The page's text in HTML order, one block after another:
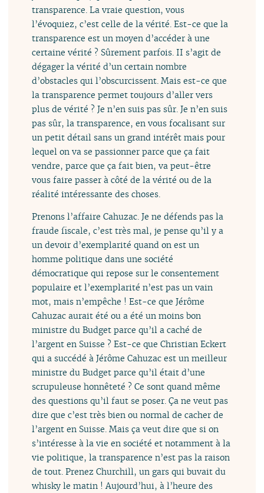
transparence. La vraie question, vous
l’évoquiez, c’est celle de la vérité. Est-ce que la
transparence est un moyen d’accéder à une
certaine vérité ? Sûrement parfois. II s’agit de
dégager la vérité d’un certain nombre
d’obstacles qui l’obscurcissent. Mais est-ce que
la transparence permet toujours d’aller vers
plus de vérité ? Je n’en suis pas sûr. Je n’en suis
pas sûr, la transparence, en vous focalisant sur
un petit détail sans un grand intérêt mais pour
lequel on va se passionner parce que ça fait
vendre, parce que ça fait bien, va peut-être
vous faire passer à côté de la vérité ou de la
réalité intéressante des choses.
Prenons l’affaire Cahuzac. Je ne défends pas la
fraude fiscale, c’est très mal, je pense qu’il y a
un devoir d’exemplarité quand on est un
homme politique dans une société
démocratique qui repose sur le consentement
populaire et l’exemplarité n’est pas un vain
mot, mais n’empêche ! Est-ce que Jérôme
Cahuzac aurait été ou a été un moins bon
ministre du Budget parce qu’il a caché de
l’argent en Suisse ? Est-ce que Christian Eckert
qui a succédé à Jérôme Cahuzac est un meilleur
ministre du Budget parce qu’il était d’une
scrupuleuse honnêteté ? Ce sont quand même
des questions qu’il faut se poser. Ça ne veut pas
dire que c’est très bien ou normal de cacher de
l’argent en Suisse. Mais ça veut dire que si on
s’intéresse à la vie en société et notamment à la
vie politique, la transparence n’est pas la raison
de tout. Prenez Churchill, un gars qui buvait du
whisky le matin ! Aujourd’hui, à l’heure des